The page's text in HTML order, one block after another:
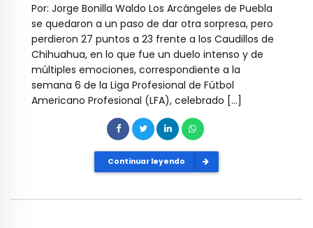
Por: Jorge Bonilla Waldo Los Arcángeles de Puebla
se quedaron a un paso de dar otra sorpresa, pero
perdieron 27 puntos a 23 frente a los Caudillos de
Chihuahua, en lo que fue un duelo intenso y de
múltiples emociones, correspondiente a la
semana 6 de la Liga Profesional de Fútbol
Americano Profesional (LFA), celebrado […]
Continuar leyendo